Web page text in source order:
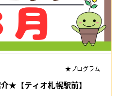
★プログラム
★【ティオ札幌駅前】